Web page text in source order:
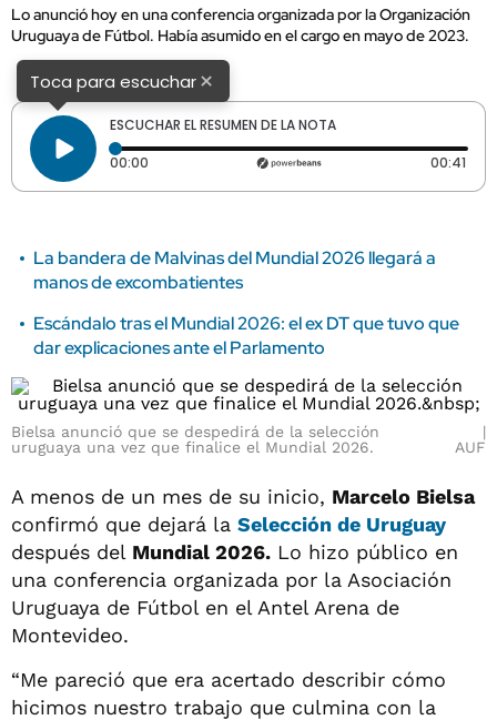
Lo anunció hoy en una conferencia organizada por la Organización
Uruguaya de Fútbol. Había asumido en el cargo en mayo de 2023.
Toca para escuchar×
ESCUCHAR EL RESUMEN DE LA NOTA
00:00 Tiempo transcurrido: 0 segundos 00:41
La bandera de Malvinas del Mundial 2026 llegará a
manos de excombatientes
Escándalo tras el Mundial 2026: el ex DT que tuvo que
dar explicaciones ante el Parlamento
Bielsa anunció que se despedirá de la selección
uruguaya una vez que finalice el Mundial 2026.
AUF
A menos de un mes de su inicio, Marcelo Bielsa
confirmó que dejará la Selección de Uruguay
después del Mundial 2026. Lo hizo público en
una conferencia organizada por la Asociación
Uruguaya de Fútbol en el Antel Arena de
Montevideo.
“Me pareció que era acertado describir cómo
hicimos nuestro trabajo que culmina con la